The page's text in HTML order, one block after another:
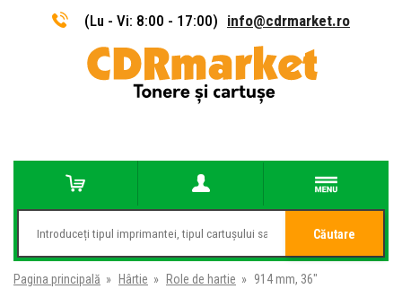
(Lu - Vi: 8:00 - 17:00) info@cdrmarket.ro
Căutare
Pagina principală » Hârtie » Role de hartie » 914 mm, 36"